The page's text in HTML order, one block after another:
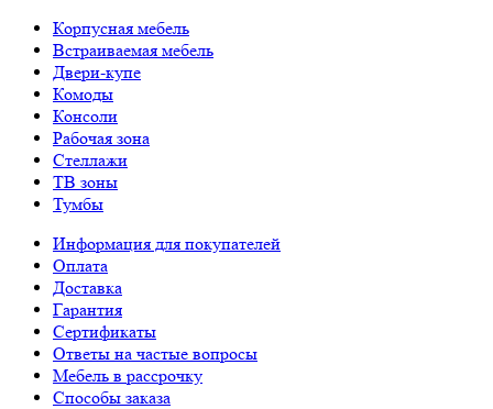
Корпусная мебель
Встраиваемая мебель
Двери-купе
Комоды
Консоли
Рабочая зона
Стеллажи
ТВ зоны
Тумбы
Информация для покупателей
Оплата
Доставка
Гарантия
Сертификаты
Ответы на частые вопросы
Мебель в рассрочку
Способы заказа